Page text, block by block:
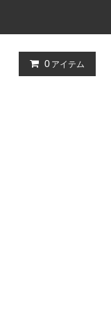
0 アイテム